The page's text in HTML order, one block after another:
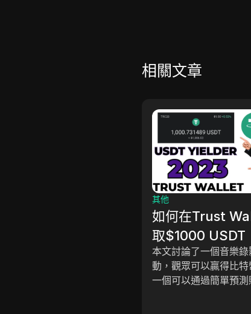
相關文章
其他
如何在Trust
取$1000 USDT
本文討論了一個音樂
動，觀眾可以贏得比特
一個可以通過簡單預